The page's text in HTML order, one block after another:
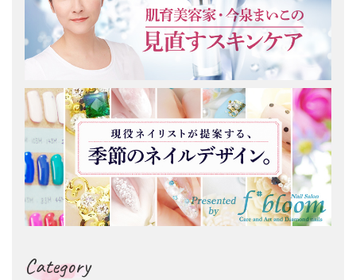
Category